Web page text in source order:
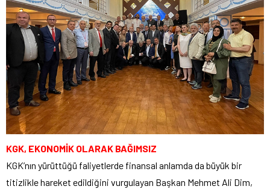
KGK, EKONOMİK OLARAK BAĞIMSIZ
KGK’nın yürüttüğü faliyetlerde finansal anlamda da büyük bir
titizlikle hareket edildiğini vurgulayan Başkan Mehmet Ali Dim,